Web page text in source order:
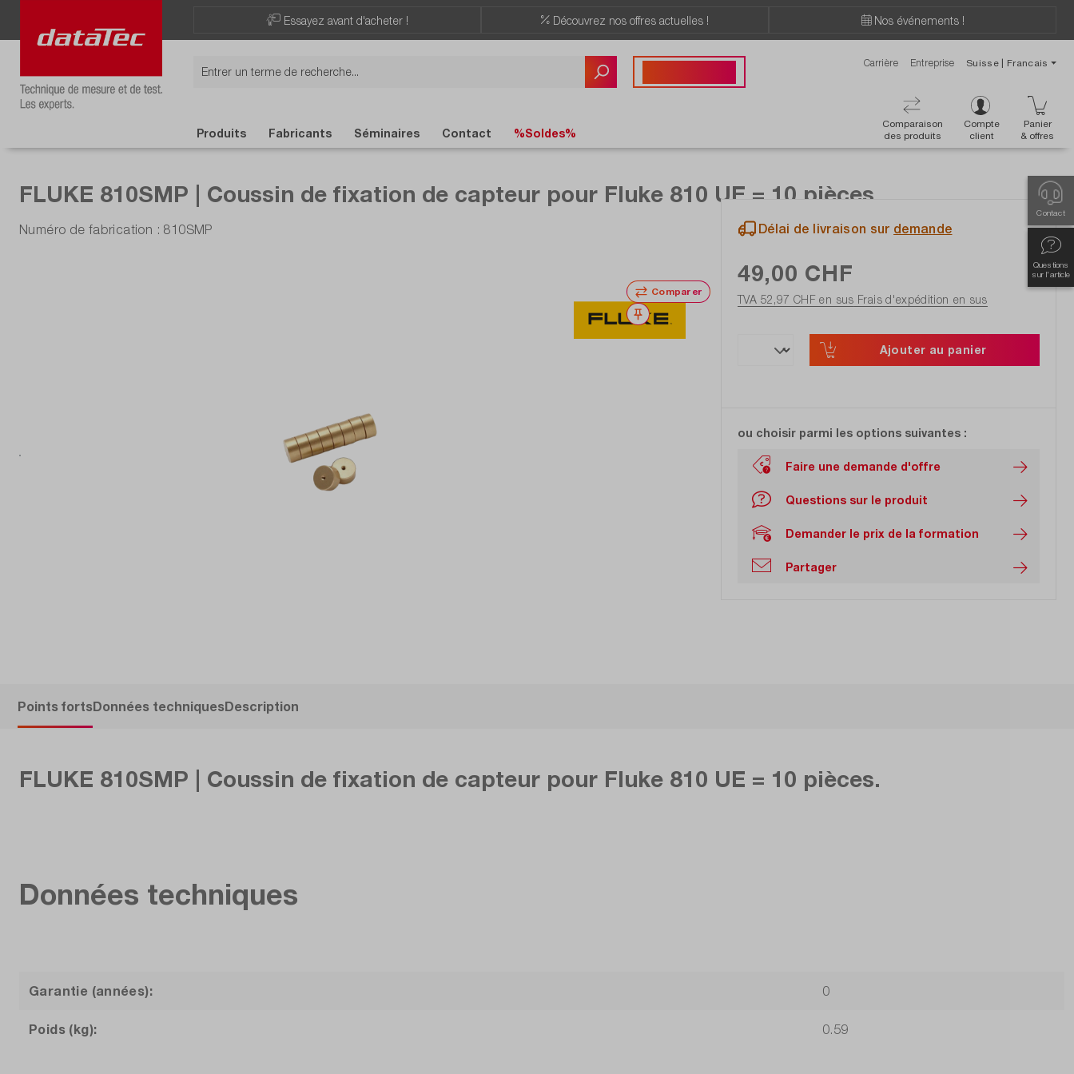
Essayez avant d'acheter ! Découvrez nos offres actuelles ! Nos événements !
Carrière Entreprise Suisse | Francais
Comparaison
des produits
Compte
client
Panier
& offres
Produits Fabricants Séminaires Contact %Soldes%
Contact
Questions
sur l'article
FLUKE 810SMP | Coussin de fixation de capteur pour Fluke 810 UE = 10 pièces
Numéro de fabrication : 810SMP
Comparer
Noter
Délai de livraison sur demande
49,00 CHF
TVA 52,97 CHF en sus Frais d'expédition en sus
Ajouter au panier
ou choisir parmi les options suivantes :
Faire une demande d'offre
Questions sur le produit
Demander le prix de la formation
Partager
Points fortsDonnées techniquesDescription
FLUKE 810SMP | Coussin de fixation de capteur pour Fluke 810 UE = 10 pièces.
Données techniques
Garantie (années): 0
Poids (kg): 0.59